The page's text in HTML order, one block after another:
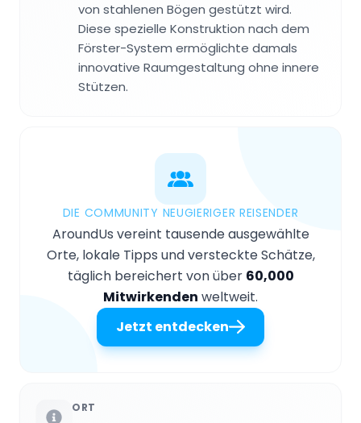
von stahlenen Bögen gestützt wird.
Diese spezielle Konstruktion nach dem
Förster-System ermöglichte damals
innovative Raumgestal­tung ohne innere
Stützen.
DIE COMMUNITY NEUGIERIGER REISENDER
AroundUs vereint tausende ausgewählte
Orte, lokale Tipps und versteckte Schätze,
täglich bereichert von über 60,000
Mitwirkenden weltweit.
Jetzt entdecken
ORT